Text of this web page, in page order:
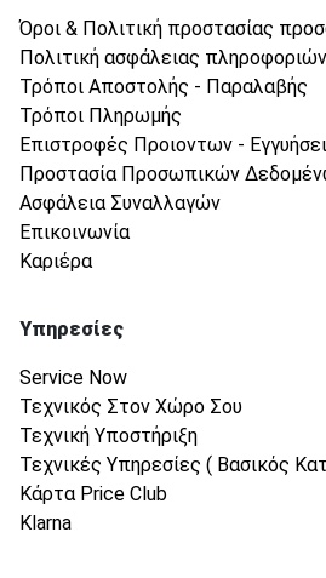
Όροι & Πολιτική προστασίας
Πολιτική ασφάλειας πληροφοριών
Τρόποι Αποστολής - Παραλαβής
Τρόποι Πληρωμής
Επιστροφές Προιοντων -
Προστασία Προσωπικών
Ασφάλεια Συναλλαγών
Επικοινωνία
Καριέρα
Υπηρεσίες
Service Now
Τεχνικός Στον Χώρο Σου
Τεχνική Υποστήριξη
Τεχνικές Υπηρεσίες ( Βασικός
Κάρτα Price Club
Klarna